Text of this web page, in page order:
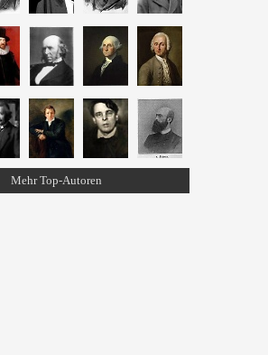
Mehr Top-Autoren